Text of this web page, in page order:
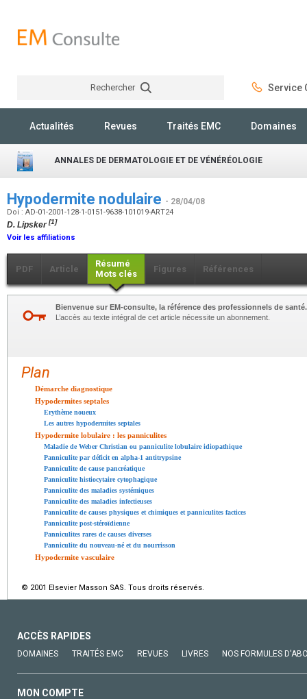
Rechercher Service
Actualités Revues Traités EMC Domaines
ANNALES DE DERMATOLOGIE ET DE VÉNÉRÉOLOGIE
Hypodermite nodulaire - 28/04/08
Doi : AD-01-2001-128-1-0151-9638-101019-ART24
D. Lipsker[1]
Voir les affiliations
PDF Article
Résumé
Mots clés
Figures Références
Bienvenue sur EM-consulte, la référence des professionnels de santé.
L’accès au texte intégral de cet article nécessite un abonnement.
Plan
Démarche diagnostique
Hypodermites septales
Erythème noueux
Les autres hypodermites septales
Hypodermite lobulaire : les panniculites
Maladie de Weber Christian ou panniculite lobulaire idiopathique
Panniculite par déficit en alpha-1 antitrypsine
Panniculite de cause pancréatique
Panniculite histiocytaire cytophagique
Panniculite des maladies systémiques
Panniculite des maladies infectieuses
Panniculite de causes physiques et chimiques et panniculites factices
Panniculite post-stéroïdienne
Panniculites rares de causes diverses
Panniculite du nouveau-né et du nourrisson
Hypodermite vasculaire
© 2001 Elsevier Masson SAS. Tous droits réservés.
ACCÈS RAPIDES
DOMAINES TRAITÉS EMC REVUES LIVRES NOS FORMULES
MON COMPTE